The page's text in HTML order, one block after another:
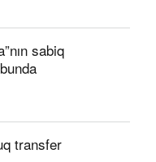
sabiq
transfer